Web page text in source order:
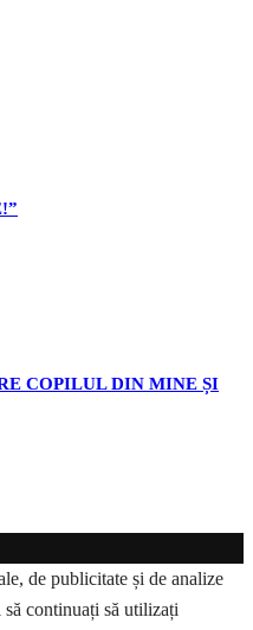
COPILUL DIN MINE ȘI
de publicitate și de analize
continuați să utilizați